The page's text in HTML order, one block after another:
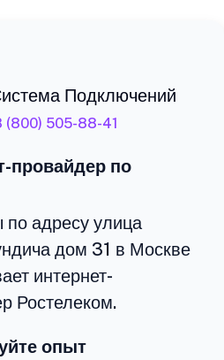
Подключений
(800) 505-88-41
провайдер по
по адресу улица
дом 31 в Москве
интернет-
Ростелеком.
опыт